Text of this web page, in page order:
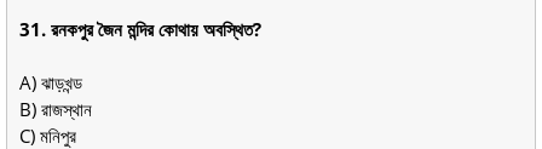
31. রনকপুর জৈন মন্দির কোথায় অবস্থিত?
A) ঝাড়খন্ড
B) রাজস্থান
C) মনিপুর